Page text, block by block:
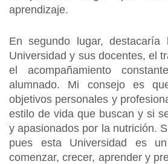
aprendizaje.
En segundo lugar,
Universidad y sus docentes, el
el acompañamiento
alumnado. Mi consejo es
objetivos personales y
estilo de vida que buscan y si
y apasionados por la nutrición.
pues esta Universidad es
comenzar, crecer, aprender y